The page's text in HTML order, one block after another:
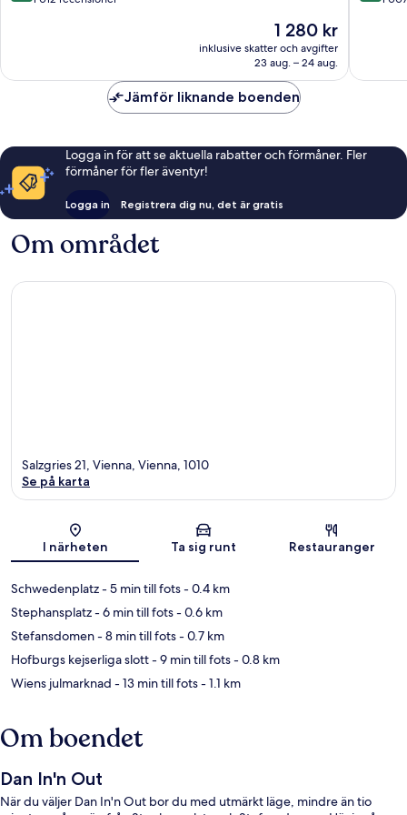
Priset
1 280 kr
1 280 kr
inklusive skatter och avgifter
23 aug. – 24 aug.
Jämför liknande boenden
Logga in för att se aktuella rabatter och förmåner. Fler
förmåner för fler äventyr!
Logga in Registrera dig nu, det är gratis
Om området
Karta
Salzgries 21, Vienna, Vienna, 1010
Se på karta
I närheten Ta sig runt Restauranger
Schwedenplatz- 5 min till fots- 0.4 km
Stephansplatz- 6 min till fots- 0.6 km
Stefansdomen- 8 min till fots- 0.7 km
Hofburgs kejserliga slott- 9 min till fots- 0.8 km
Wiens julmarknad - 13 min till fots- 1.1 km
Om boendet
Dan In'n Out
När du väljer Dan In'n Out bor du med utmärkt läge, mindre än tio